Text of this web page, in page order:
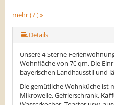
mehr (7 ) »
mehr (7 ) »
mehr (7 ) »
mehr (7 ) »
Details
Unsere 4-Sterne-
Wohnfläche von 70 qm. Die
bayerischen Landhausstil und
Die gemütliche Wohnküche ist
Mikrowelle, Gefrierschrank,